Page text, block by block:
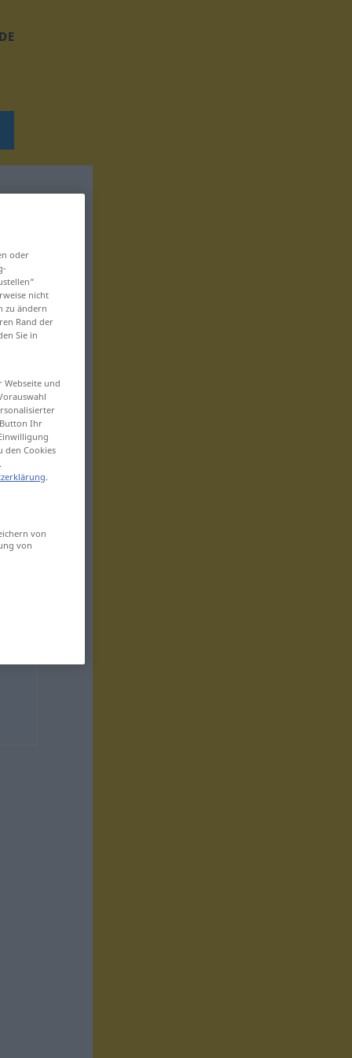
DE
oder
nicht
zu ändern
Rand der
Sie in
und
Ihr
den Cookies
.
von
von